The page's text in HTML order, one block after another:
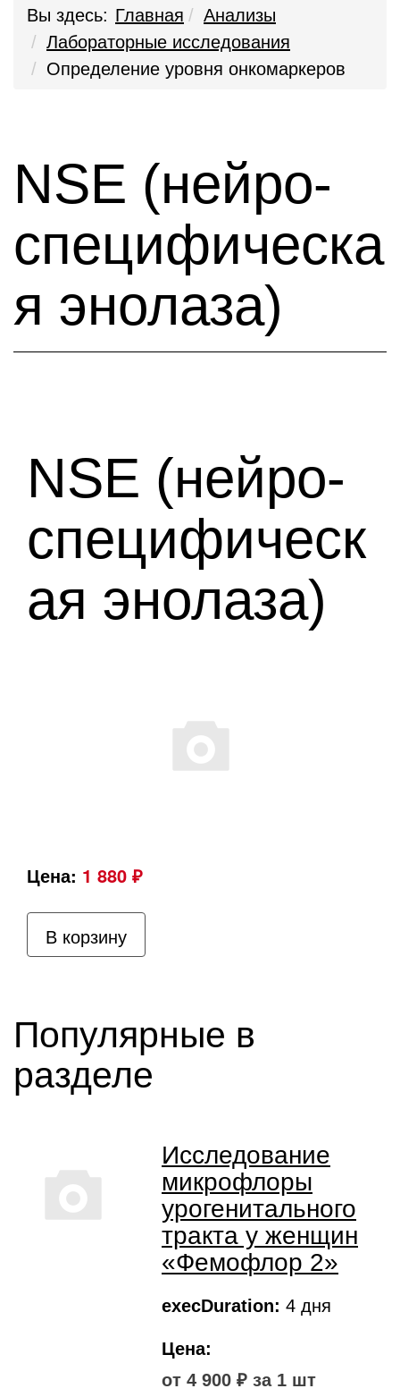
Вы здесь: Главная
Анализы
Лабораторные исследования
Определение уровня онкомаркеров
NSE (нейро-
специфическа
я энолаза)
NSE (нейро-
специфическ
ая энолаза)
Цена: 1 880 ₽
В корзину
Популярные в
разделе
Исследование
микрофлоры
урогенитального
тракта у женщин
«Фемофлор 2»
execDuration: 4 дня
Цена:
от 4 900 ₽ за 1 шт